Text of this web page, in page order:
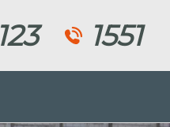
123 1551